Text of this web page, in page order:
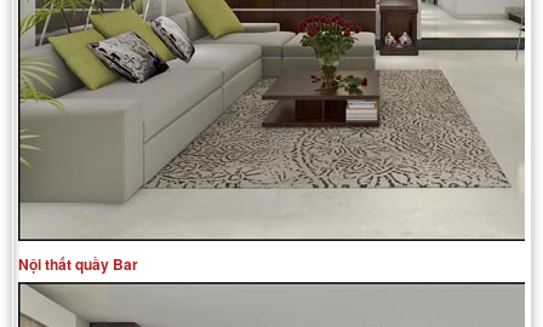
Nội thất quầy Bar